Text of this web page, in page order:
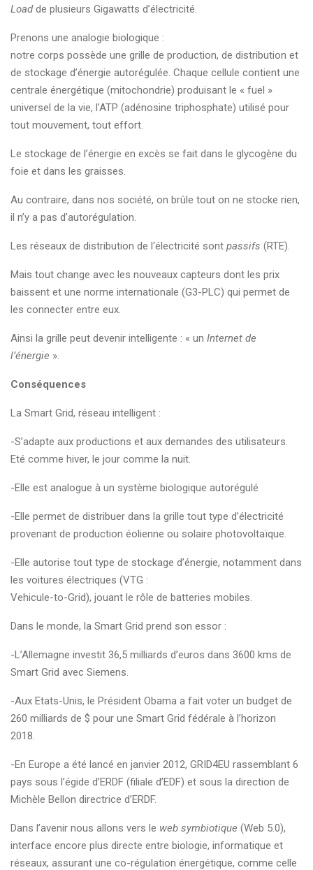
Loadde plusieurs Gigawatts d’électricité.
Prenons une analogie biologique :
notre corps possède une grille de production, de distribution et
de stockage d’énergie autorégulée. Chaque cellule contient une
centrale énergétique (mitochondrie) produisant le « fuel »
universel de la vie, l’ATP (adénosine triphosphate) utilisé pour
tout mouvement, tout effort.
Le stockage de l’énergie en excès se fait dans le glycogène du
foie et dans les graisses.
Au contraire, dans nos société, on brûle tout on ne stocke rien,
il n’y a pas d’autorégulation.
Les réseaux de distribution de l‘électricité sont passifs (RTE).
Mais tout change avec les nouveaux capteurs dont les prix
baissent et une norme internationale (G3-PLC) qui permet de
les connecter entre eux.
Ainsi la grille peut devenir intelligente : « un Internet de
l’énergie ».
Conséquences
La Smart Grid, réseau intelligent :
-S’adapte aux productions et aux demandes des utilisateurs.
Eté comme hiver, le jour comme la nuit.
-Elle est analogue à un système biologique autorégulé
-Elle permet de distribuer dans la grille tout type d’électricité
provenant de production éolienne ou solaire photovoltaïque.
-Elle autorise tout type de stockage d’énergie, notamment dans
les voitures électriques (VTG :
Vehicule-to-Grid), jouant le rôle de batteries mobiles.
Dans le monde, la Smart Grid prend son essor :
-L’Allemagne investit 36,5 milliards d’euros dans 3600 kms de
Smart Grid avec Siemens.
-Aux Etats-Unis, le Président Obama a fait voter un budget de
260 milliards de $ pour une Smart Grid fédérale à l’horizon
2018.
-En Europe a été lancé en janvier 2012, GRID4EU rassemblant 6
pays sous l’égide d’ERDF (filiale d’EDF) et sous la direction de
Michèle Bellon directrice d’ERDF.
Dans l’avenir nous allons vers le web symbiotique (Web 5.0),
interface encore plus directe entre biologie, informatique et
réseaux, assurant une co-régulation énergétique, comme celle